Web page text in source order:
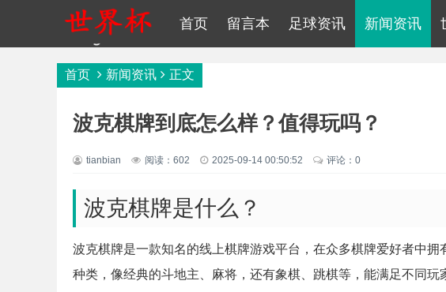
首页 留言本 足球资讯 新闻资讯
首页 新闻资讯 正文
波克棋牌到底怎么样？值得玩吗？
tianbian 阅读：602 2025-09-14 00:50:52 评论：0
波克棋牌是什么？
波克棋牌是一款知名的线上棋牌游戏平台，在众多棋牌爱好者中
种类，像经典的斗地主、麻将，还有象棋、跳棋等，能满足不同